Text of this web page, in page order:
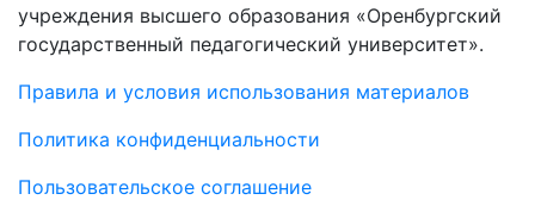
учреждения высшего образования «Оренбургский
государственный педагогический университет».
Правила и условия использования материалов
Политика конфиденциальности
Пользовательское соглашение